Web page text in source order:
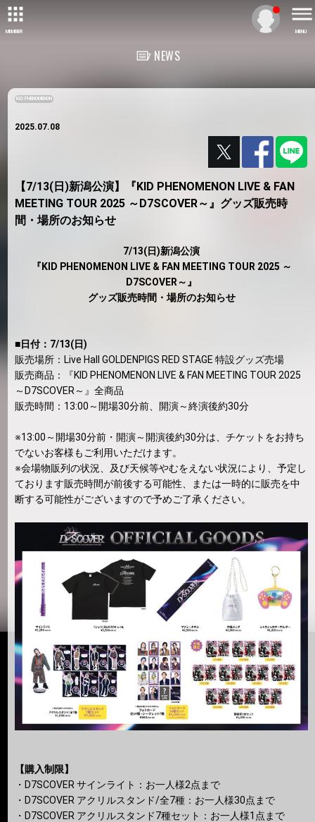
MEMBER MENU
NEWS
KID PHENOMENON
2025.07.08
【7/13(日)新潟公演】『KID PHENOMENON LIVE & FAN
MEETING TOUR 2025 ～D7SCOVER～』グッズ販売時
間・場所のお知らせ
7/13(日)新潟公演
『KID PHENOMENON LIVE & FAN MEETING TOUR 2025 ～
D7SCOVER～』
グッズ販売時間・場所のお知らせ
■日付：7/13(日)
販売場所：Live Hall GOLDENPIGS RED STAGE 特設グッズ売場
販売商品：『KID PHENOMENON LIVE & FAN MEETING TOUR 2025
～D7SCOVER～』全商品
販売時間：13:00～開場30分前、開演～終演後約30分
※13:00～開場30分前・開演～開演後約30分は、チケットをお持ち
でないお客様もご利用いただけます。
※会場物販列の状況、及び天候等やむをえない状況により、予定し
ております販売時間が前後する可能性、または一時的に販売を中
断する可能性がございますので予めご了承ください。
【購入制限】
・D7SCOVER サインライト：お一人様2点まで
・D7SCOVER アクリルスタンド/全7種：お一人様30点まで
・D7SCOVER アクリルスタンド7種セット：お一人様1点まで